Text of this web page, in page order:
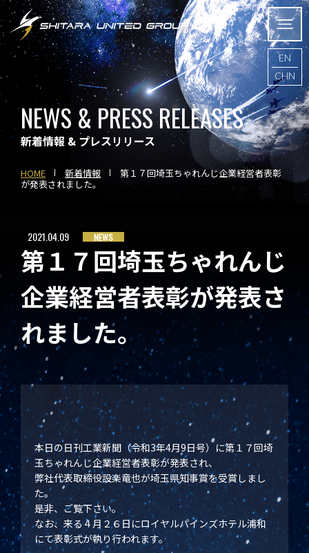
EN
CHN
NEWS & PRESS RELEASES
新着情報 & プレスリリース
HOME 新着情報
第１７回埼玉ちゃれんじ企業経営者表彰
が発表されました。
NEWS
2021.04.09
第１７回埼玉ちゃれんじ
企業経営者表彰が発表さ
れました。
本日の日刊工業新聞（令和3年4月9日号）に第１７回埼
玉ちゃれんじ企業経営者表彰が発表され、
弊社代表取締役設楽竜也が埼玉県知事賞を受賞しまし
た。
是非、ご覧下さい。
なお、来る４月２６日にロイヤルパインズホテル浦和
にて表彰式が執り行われます。